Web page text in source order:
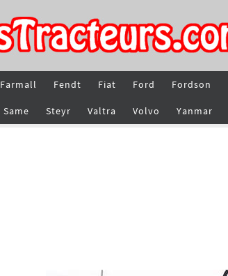
Farmall Fendt Fiat Ford Fordson
Same Steyr Valtra Volvo Yanmar